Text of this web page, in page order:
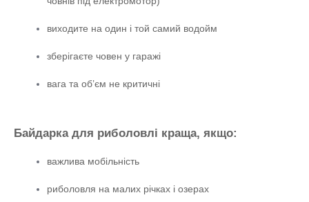
виходите на один і той самий водойм
зберігаєте човен у гаражі
вага та об’єм не критичні
Байдарка для риболовлі краща, якщо:
важлива мобільність
риболовля на малих річках і озерах